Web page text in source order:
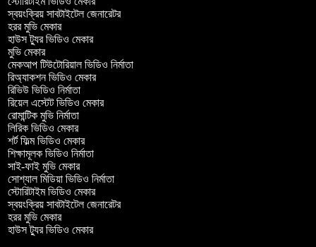
স্বয়ংক্রিয় সাবটাইটেল জেনারেটর
হরর মুভি মেকার
হাউস ট্যুর ভিডিও মেকার
মুভি মেকার
মেকআপ টিউটোরিয়াল ভিডিও নির্মাতা
রিঅ্যাকশন ভিডিও মেকার
রিভিউ ভিডিও নির্মাতা
রিয়েল এস্টেট ভিডিও মেকার
রোমান্টিক মুভি নির্মাতা
লিরিক ভিডিও মেকার
শর্ট ফিল্ম ভিডিও মেকার
শিক্ষামূলক ভিডিও নির্মাতা
সাই-ফাই মুভি মেকার
সোশ্যাল মিডিয়া ভিডিও নির্মাতা
স্টোরিটাইম ভিডিও মেকার
স্বয়ংক্রিয় সাবটাইটেল জেনারেটর
হরর মুভি মেকার
হাউস ট্যুর ভিডিও মেকার